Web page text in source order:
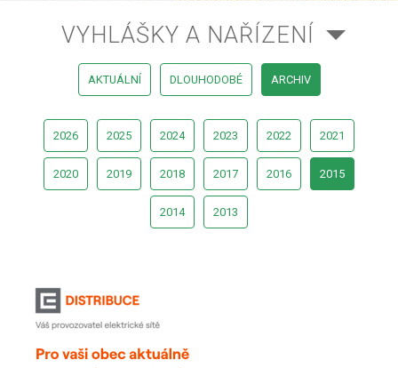
VYHLÁŠKY A NAŘÍZENÍ
AKTUÁLNÍ DLOUHODOBÉ ARCHIV
2026 2025 2024 2023 2022 2021
2020 2019 2018 2017 2016 2015
2014 2013